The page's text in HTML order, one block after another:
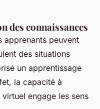
des connaissances
apprenants peuvent
des situations
un apprentissage
la capacité à
engage les sens